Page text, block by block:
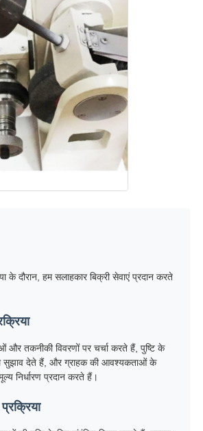
के दौरान, हम सलाहकार बिक्री सेवाएं प्रदान करते
और तकनीकी विवरणों पर चर्चा करते हैं, पुष्टि के
सुझाव देते हैं, और ग्राहक की आवश्यकताओं के
निर्धारण प्रदान करते हैं।